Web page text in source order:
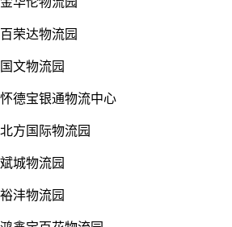
百荣达物流园
国文物流园
怀德宝银通物流中心
北方国际物流园
斌城物流园
裕沣物流园